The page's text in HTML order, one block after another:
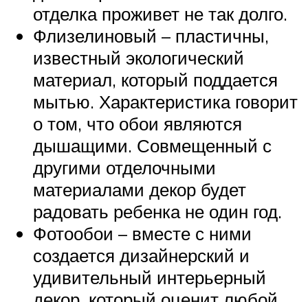
отделка проживет не так долго.
Флизелиновый – пластичны,
известный экологический
материал, который поддается
мытью. Характеристика говорит
о том, что обои являются
дышащими. Совмещенный с
другими отделочными
материалами декор будет
радовать ребенка не один год.
Фотообои – вместе с ними
создается дизайнерский и
удивительный интерьерный